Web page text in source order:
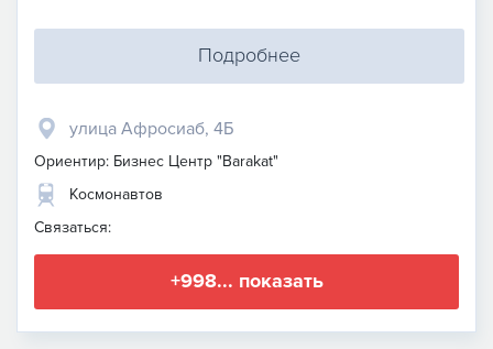
Подробнее
улица Афросиаб, 4Б
Ориентир: Бизнес Центр "Barakat"
Космонавтов
Связаться:
+998... показать